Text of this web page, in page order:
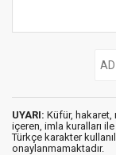
UYARI: Küfür, hakaret,
içeren, imla kuralları ile
Türkçe karakter
onaylanmamaktadır.